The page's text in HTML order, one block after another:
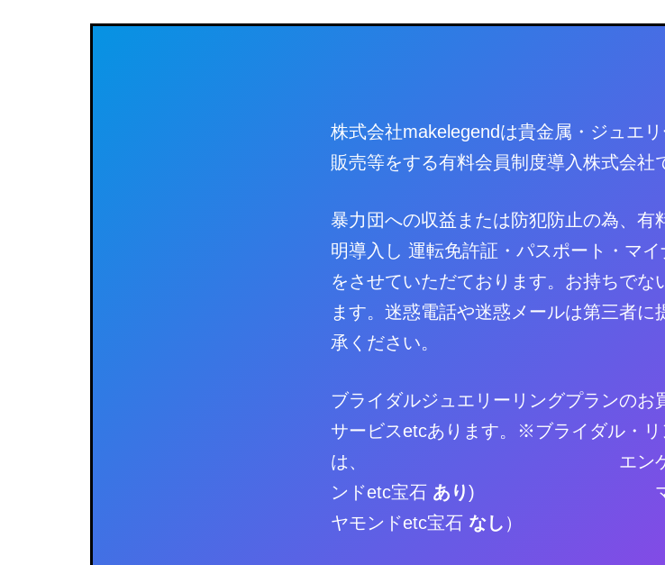
株式会社makelegendは貴金属・ジュエ
販売等をする有料会員制度導入株式会社
暴力団への収益または防犯防止の為、有
明導入し 運転免許証・パスポート・マ
をさせていただております。お持ちでな
ます。迷惑電話や迷惑メールは第三者に
承ください。
ブライダルジュエリーリングプランのお
サービスetcあります。※ブライダル・リ
は、 エンゲージ・リ
ンドetc宝石 あり) マリッジ
ヤモンドetc宝石 なし ）